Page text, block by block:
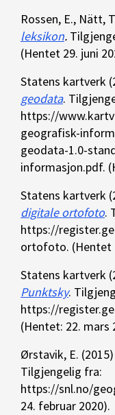
Rossen, E., Nätt,
leksikon.
(Hentet 29. juni
Statens kartverk
geodata.
https://
geografisk-
geodata-1.0-
informasjon.pdf.
Statens kartverk
digitale ortofoto.
https://
ortofoto. (Hentet
Statens kartverk
Punktsky.
https://
(Hentet: 22. mars
Ørstavik, E. (2015)
Tilgjengelig fra:
https://snl.no/
24. februar 2020).